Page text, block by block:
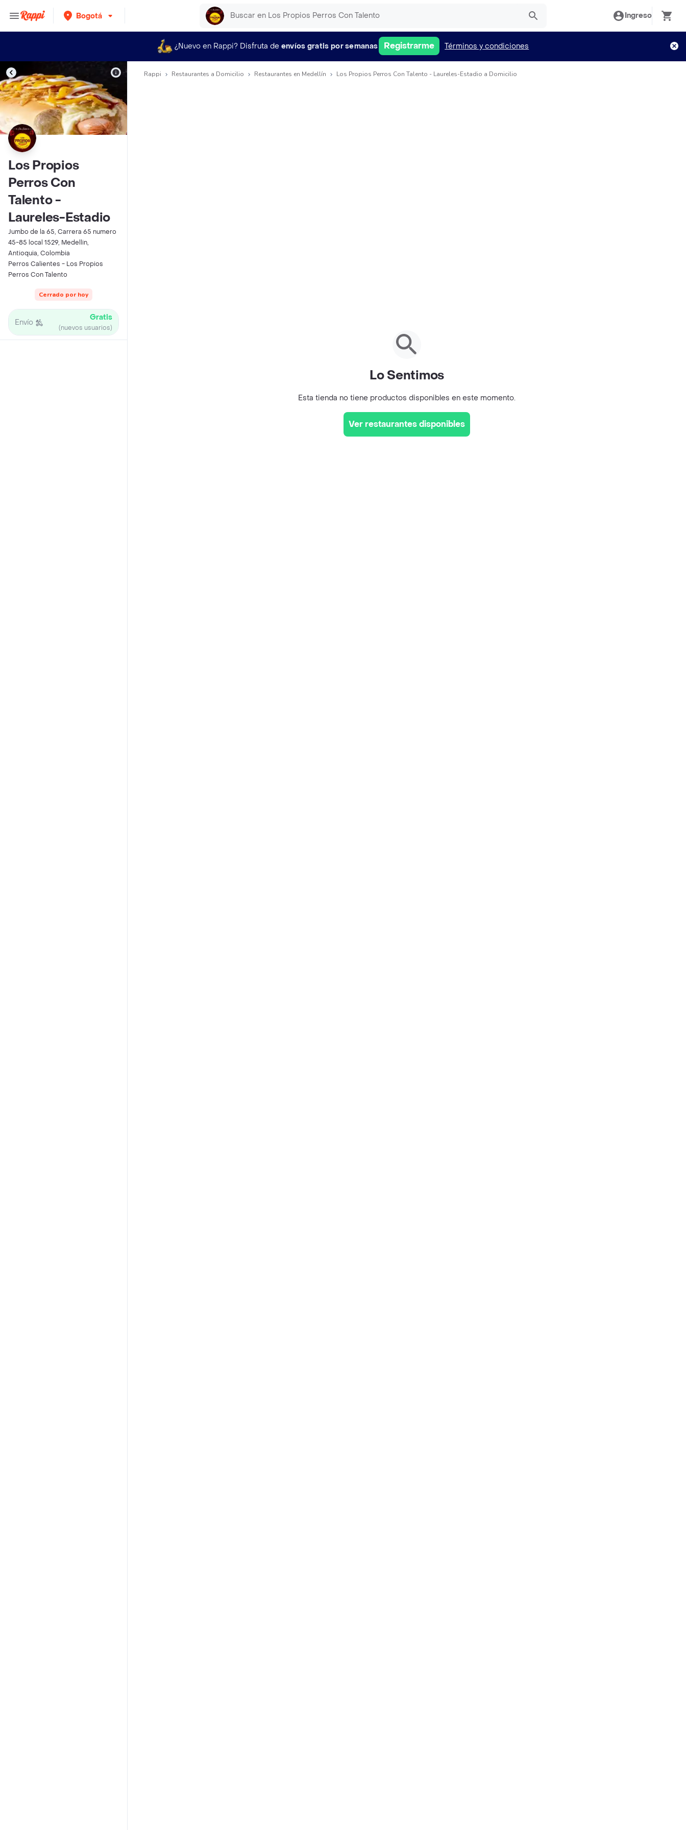
Bogotá Ingreso
¿Nuevo en Rappi? Disfruta de envíos gratis por semanas Registrarme Términos y condiciones
Los Propios
Perros Con
Talento -
Laureles-Estadio
Jumbo de la 65, Carrera 65 numero
45-85 local 1529, Medellin,
Antioquia, Colombia
Perros Calientes - Los Propios
Perros Con Talento
Cerrado por hoy
Envío Gratis
(nuevos usuarios)
Rappi Restaurantes a Domicilio Restaurantes en Medellín Los Propios Perros Con Talento - Laureles-Estadio a Domicilio
Lo Sentimos
Esta tienda no tiene productos disponibles en este momento.
Ver restaurantes disponibles